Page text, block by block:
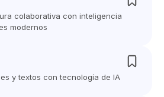
colaborativa con inteligencia
modernos
y textos con tecnología de IA